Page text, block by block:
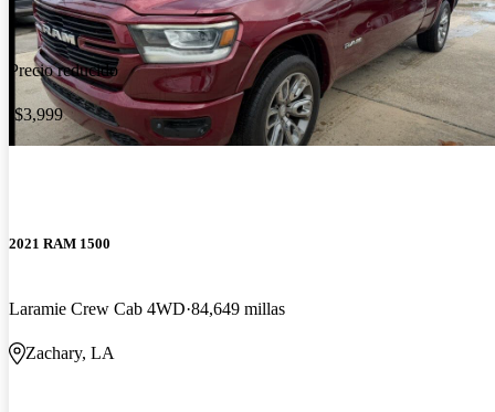
Precio reducido
-$3,999
2021 RAM 1500
Laramie Crew Cab 4WD 84,649 millas
Zachary, LA